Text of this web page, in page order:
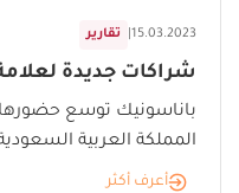
تقارير 15.03.2023
شراكات جديدة
باناسونيك توسع
المملكة العربية
أعرف أكثر